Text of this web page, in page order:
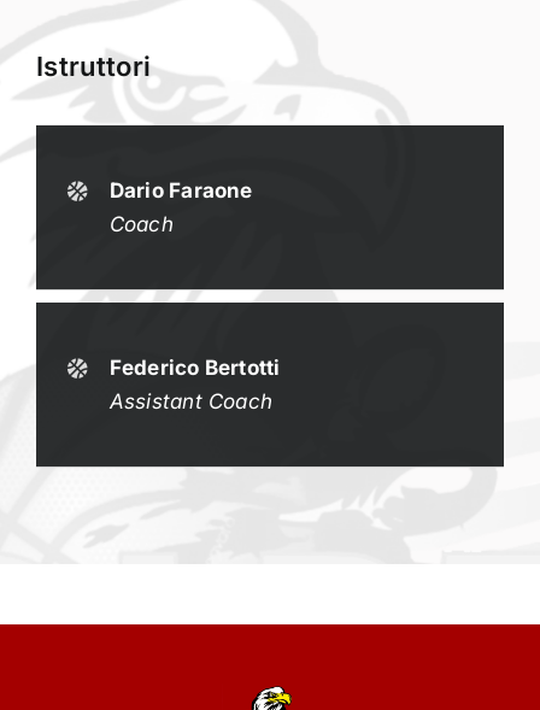
CONTATTI
Istruttori
Dario Faraone
Coach
Federico Bertotti
Assistant Coach